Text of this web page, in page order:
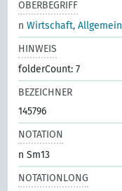
OBERBEGRIFF
nWirtschaft, Allgemein
HINWEIS
folderCount: 7
BEZEICHNER
145796
NOTATION
n Sm13
NOTATIONLONG